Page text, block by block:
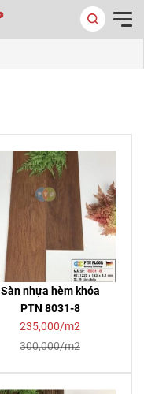
Sàn nhựa hèm khóa
PTN 8031-8
235,000/m2
300,000/m2